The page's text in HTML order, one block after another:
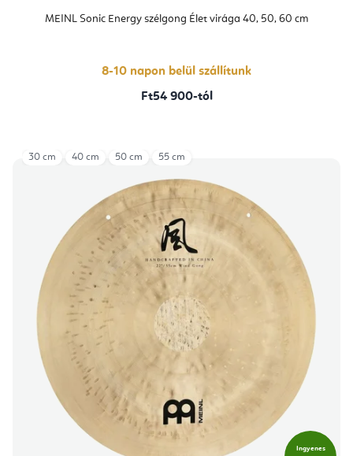
MEINL Sonic Energy szélgong Élet virága 40, 50, 60 cm
8-10 napon belül szállítunk
Ft54 900-tól
Ingyenes
30 cm 40 cm 50 cm 55 cm